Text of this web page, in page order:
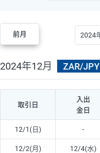
前月
2024年12月 ZAR/JPY
取引日
入出
金日
12/1(日) -
12/2(月) 12/4(水)